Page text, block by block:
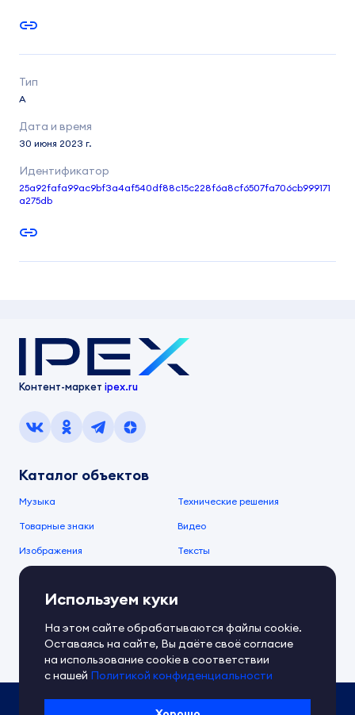
A
30 июня 2023 г.
25a92fafa99ac9bf3a4af540df88c15c228f6a8cf6507fa706cb999171
a275db
Контент-маркет ipex.ru
Каталог объектов
Музыка Технические решения
Товарные знаки Видео
Изображения Тексты
О компании
О сервисе
Документы IPEX Справочный центр
Контакты Обратная связь
Политика IPEX по обработке ПД
Используем куки
На этом сайте обрабатываются файлы cookie.
Оставаясь на сайте, Вы даёте своё согласие
на использование cookie в соответствии
с нашей Политикой конфиденциальности